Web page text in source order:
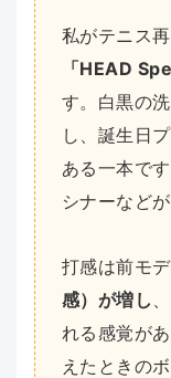
私がテニス
「HEAD
す。白黒の
し、誕生日
ある一本で
シナーなど
打感は前モ
感）が増し
れる感覚が
えたときの